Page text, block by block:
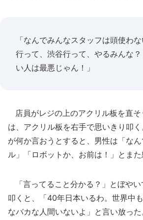
「なんでみんなスタッフは頭使わ
行って、渋谷行って、やるみんな
い人は最悪じゃん！」
店員がレジの上のアクリル板を直
は、アクリル板を右手で思いきり叩
が何か言おうとすると、男性は「な
ル」「ロボットか、お前は！」とまた
「言ってること分かる？」とぼや
叩くと、「40年日本いるわ。世界中
なバカな人間いないよ」と言い放っ